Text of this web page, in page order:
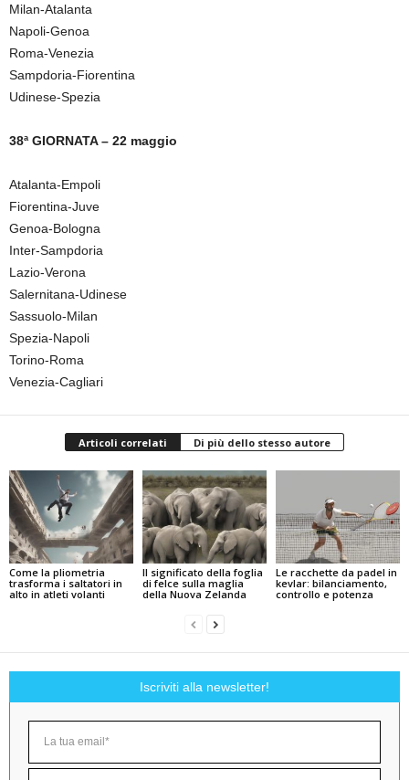
Milan-Atalanta
Napoli-Genoa
Roma-Venezia
Sampdoria-Fiorentina
Udinese-Spezia
38ª GIORNATA – 22 maggio
Atalanta-Empoli
Fiorentina-Juve
Genoa-Bologna
Inter-Sampdoria
Lazio-Verona
Salernitana-Udinese
Sassuolo-Milan
Spezia-Napoli
Torino-Roma
Venezia-Cagliari
Articoli correlati Di più dello stesso autore
Come la pliometria
trasforma i saltatori in
alto in atleti volanti
Il significato della foglia
di felce sulla maglia
della Nuova Zelanda
Le racchette da padel in
kevlar: bilanciamento,
controllo e potenza
Iscriviti alla newsletter!